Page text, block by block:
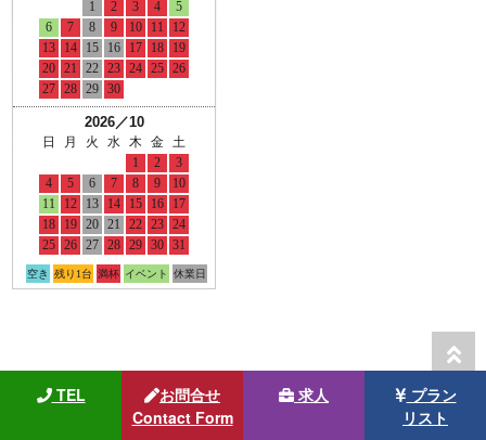
TEL
お問合せ
Contact Form
求人
プラン
リスト